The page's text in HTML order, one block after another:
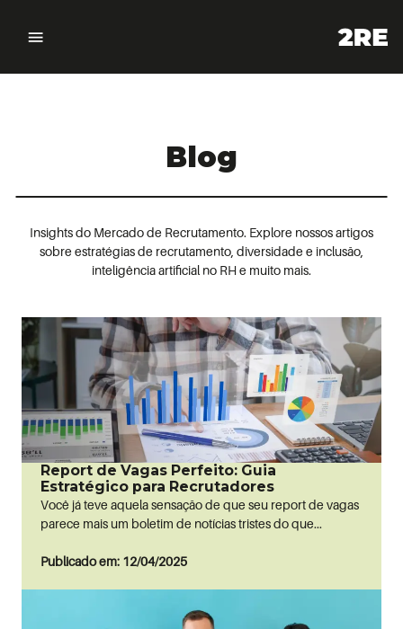
Blog
Insights do Mercado de Recrutamento. Explore nossos artigos
sobre estratégias de recrutamento, diversidade e inclusão,
inteligência artificial no RH e muito mais.
Report de Vagas Perfeito: Guia
Estratégico para Recrutadores
Você já teve aquela sensação de que seu report de vagas
parece mais um boletim de notícias tristes do que...
Publicado em: 12/04/2025